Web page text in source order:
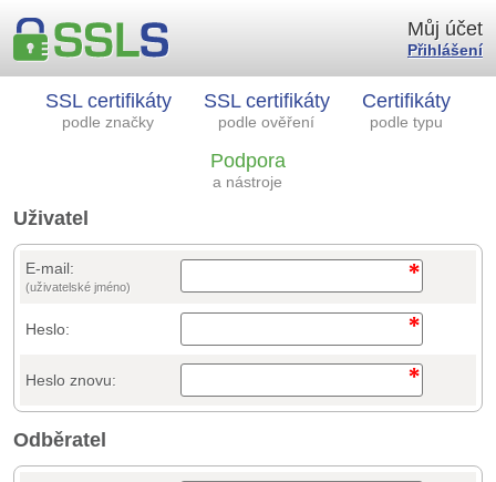
SSL certifikáty
podle značky
SSL certifikáty
podle ověření
Certifikáty
podle typu
Podpora
a nástroje
Můj účet
Přihlášení
Uživatel
E-mail:
(uživatelské jméno)
Heslo:
Heslo znovu:
Odběratel